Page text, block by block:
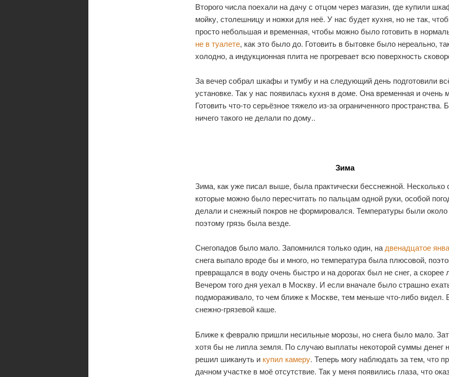
Второго числа поехали на дачу с отцом через магазин, где купили
мойку, столешницу и ножки для неё. У нас будет кухня, но не так,
просто небольшая и временная, чтобы можно было готовить в
не в туалете, как это было до. Готовить в бытовке было нереально,
холодно, а индукционная плита не прогревает всю поверхность
За вечер собрал шкафы и тумбу и на следующий день подготовили
установке. Так у нас появилась кухня в доме. Она временная и очень
Готовить что-то серьёзное тяжело из-за ограниченного пространства.
ничего такого не делали по дому..
Зима
Зима, как уже писал выше, была практически бесснежной. Несколько
которые можно было пересчитать по пальцам одной руки, особой
делали и снежный покров не формировался. Температуры были около
поэтому грязь была везде.
Снегопадов было мало. Запомнился только один, надвенадцатое
снега выпало вроде бы и много, но температура была плюсовой,
превращался в воду очень быстро и на дорогах был не снег, а скорее
Вечером того дня уехал в Москву. И если вначале было страшно
подмораживало, то чем ближе к Москве, тем меньше что-либо видел.
снежно-грязевой каше.
Ближе к февралю пришли несильные морозы, но снега было мало.
хотя бы не липла земля. По случаю выплаты некоторой суммы денег
решил шикануть и купил камеру. Теперь могу наблюдать за тем, что
дачном участке в моё отсутствие. Так у меня появились глаза, что